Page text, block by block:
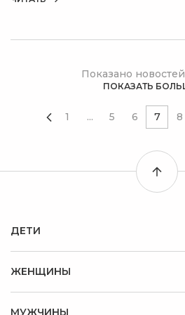
Показано
1 ... 5 6 7 8
ПОКАЗАТЬ
ДЕТИ
ЖЕНЩИНЫ